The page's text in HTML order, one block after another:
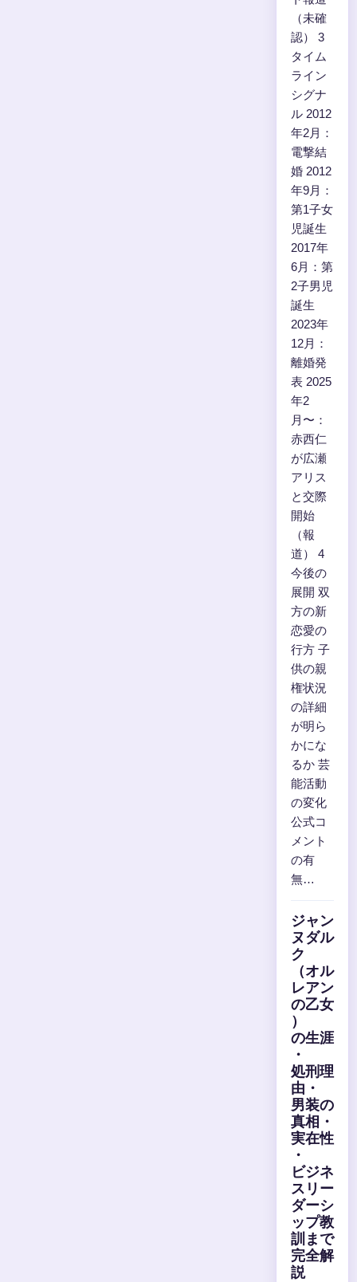
（未確
認） 3
タイム
ライン
シグナ
ル 2012
年2月：
電撃結
婚 2012
年9月：
第1子女
児誕生
2017年
6月：第
2子男児
誕生
2023年
12月：
離婚発
表 2025
年2
月〜：
赤西仁
が広瀬
アリス
と交際
開始
（報
道） 4
今後の
展開 双
方の新
恋愛の
行方 子
供の親
権状況
の詳細
が明ら
かにな
るか 芸
能活動
の変化
公式コ
メント
の有
無…
ジャン
ヌダル
ク
（オル
レアン
の乙女
）
の生涯
・
処刑理
由・
男装の
真相・
実在性
・
ビジネ
スリー
ダーシ
ップ教
訓まで
完全解
説